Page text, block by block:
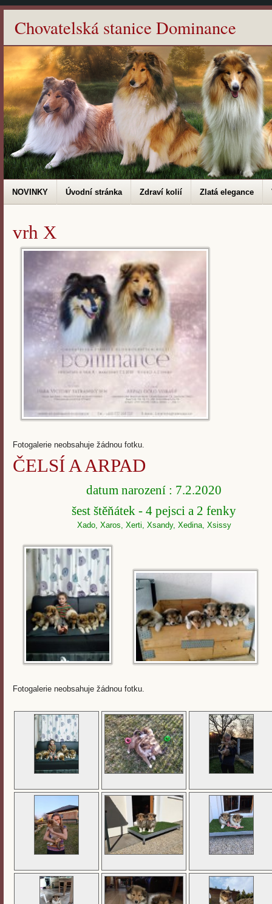
Chovatelská stanice Dominance
NOVINKY Úvodní stránka Zdraví kolií Zlatá elegance
vrh X
Fotogalerie neobsahuje žádnou fotku.
ČELSÍ A ARPAD
datum narození : 7.2.2020
šest štěňátek - 4 pejsci a 2 fenky
Xado, Xaros, Xerti, Xsandy, Xedina, Xsissy
Fotogalerie neobsahuje žádnou fotku.